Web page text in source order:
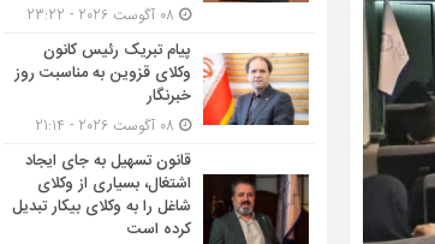
پیام تبریک رئیس کانون
وکلای قزوین به مناسبت روز
خبرنگار
قانون تسهیل به جای ایجاد
اشتغال، بسیاری از وکلای
شاغل را به وکلای بیکار تبدیل
کرده است